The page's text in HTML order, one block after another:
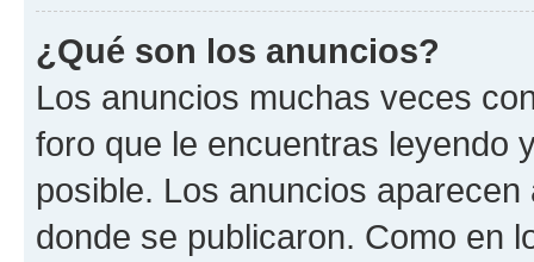
¿Qué son los anuncios?
Los anuncios muchas veces
foro que le encuentras leyendo
posible. Los anuncios
donde se publicaron. Como en